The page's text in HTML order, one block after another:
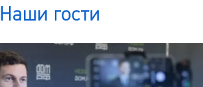
Наши гости